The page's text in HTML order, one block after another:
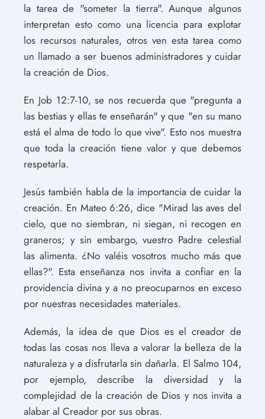
la tarea de "someter la tierra". Aunque algunos
interpretan esto como una licencia para explotar
los recursos naturales, otros ven esta tarea como
un llamado a ser buenos administradores y cuidar
la creación de Dios.
En Job 12:7-10, se nos recuerda que "pregunta a
las bestias y ellas te enseñarán" y que "en su mano
está el alma de todo lo que vive". Esto nos muestra
que toda la creación tiene valor y que debemos
respetarla.
Jesús también habla de la importancia de cuidar la
creación. En Mateo 6:26, dice "Mirad las aves del
cielo, que no siembran, ni siegan, ni recogen en
graneros; y sin embargo, vuestro Padre celestial
las alimenta. ¿No valéis vosotros mucho más que
ellas?". Esta enseñanza nos invita a confiar en la
providencia divina y a no preocuparnos en exceso
por nuestras necesidades materiales.
Además, la idea de que Dios es el creador de
todas las cosas nos lleva a valorar la belleza de la
naturaleza y a disfrutarla sin dañarla. El Salmo 104,
por ejemplo, describe la diversidad y la
complejidad de la creación de Dios y nos invita a
alabar al Creador por sus obras.